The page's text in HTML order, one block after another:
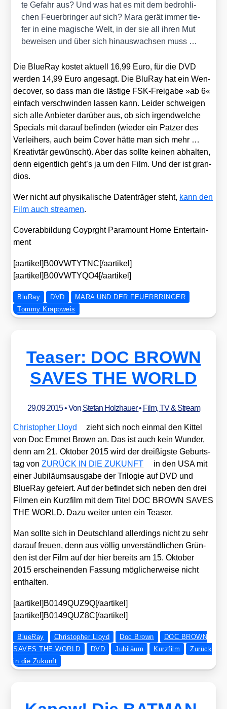
te Gefahr aus? Und was hat es mit dem bedroh­li­
chen Feu­er­brin­ger auf sich? Mara gerät immer tie­
fer in eine magi­sche Welt, in der sie all ihren Mut
bewei­sen und über sich hin­aus­wach­sen muss …
Die BlueR­ay kos­tet aktu­ell 16,99 Euro, für die DVD
wer­den 14,99 Euro ange­sagt. Die Blu­Ray hat ein Wen­
de­co­ver, so dass man die läs­ti­ge FSK-Frei­ga­be »ab 6«
ein­fach ver­schwin­den las­sen kann. Lei­der schwei­gen
sich alle Anbie­ter dar­über aus, ob sich irgend­wel­che
Spe­cials mit dar­auf befin­den (wie­der ein Pat­zer des
Ver­lei­hers, auch beim Cover hät­te man sich mehr …
Krea­tiv­tär gewünscht). Aber das soll­te kei­nen abhal­ten,
denn eigent­lich geht’s ja um den Film. Und der ist gran­
di­os.
Wer nicht auf phy­si­ka­li­sche Daten­trä­ger steht, kann den
Film auch strea­men.
Cover­ab­bil­dung Coy­prght Para­mount Home Enter­tain­
ment
[aartikel]B00VWTYTNC[/aartikel]
[aartikel]B00VWTYQO4[/aartikel]
BluRay DVD
MARA UND DER FEUERBRINGER
Tommy Krappweis
Teaser: DOC BROWN
SAVES THE WORLD
29.09.2015• Von Stefan Holzhauer• Film, TV & Stream
Chris­to­pher Lloyd
zieht sich noch ein­mal den Kit­tel
von Doc Emmet Brown an. Das ist auch kein Wun­der,
denn am 21. Okto­ber 2015 wird der drei­ßigs­te Geburts­
tag vonZURÜCK IN DIE ZUKUNFT
in den USA mit
einer Jubi­lä­ums­aus­ga­be der Tri­lo­gie auf DVD und
BlueR­ay gefei­ert. Auf der befin­det sich neben den drei
Fil­men ein Kurz­film mit dem Titel DOC BROWN SAVES
THE WORLD. Dazu wei­ter unten ein Teaser.
Man soll­te sich in Deutsch­land aller­dings nicht zu sehr
dar­auf freu­en, denn aus völ­lig unver­ständ­li­chen Grün­
den ist der Film auf der hier bereits am 15. Okto­ber
2015 erschei­nen­den Fas­sung mög­li­cher­wei­se nicht
ent­hal­ten.
[aartikel]B0149QUZ9Q[/aartikel]
[aartikel]B0149QUZ8C[/aartikel]
BlueRay Christopher Lloyd Doc Brown
DOC BROWN
SAVES THE WORLD
DVD Jubiläum Kurzfilm
Zurück
in die Zukunft